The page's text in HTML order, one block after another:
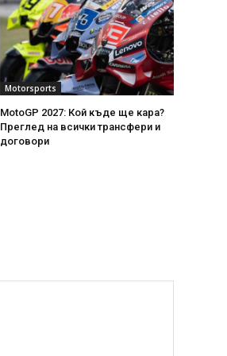
Motorsports
MotoGP 2027: Кой къде ще кара?
Преглед на всички трансфери и
договори